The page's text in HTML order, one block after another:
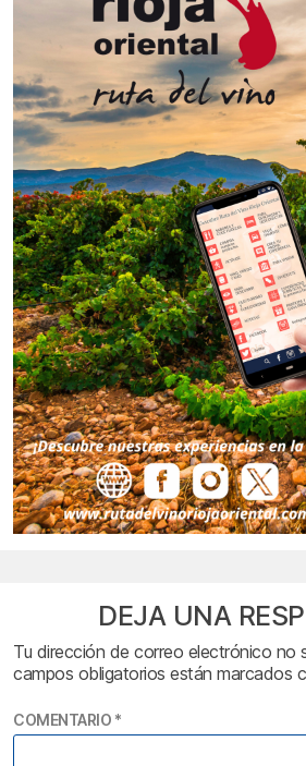
DEJA UNA
Tu dirección de correo electrónico no
campos obligatorios están marcados
COMENTARIO *